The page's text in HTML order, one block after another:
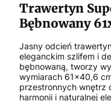
Trawertyn
Bębnowany
Jasny odcień
eleganckim szlifem i
bębnowaną, tworzy
wymiarach 61x40,6
przestronnych wnętrz
harmonii i naturalnej